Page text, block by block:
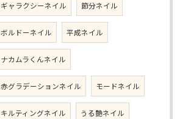
ギャラクシーネイル 節分ネイル
ボルドーネイル 平成ネイル
ナカムラくんネイル
赤グラデーションネイル モードネイル
キルティングネイル うる艶ネイル